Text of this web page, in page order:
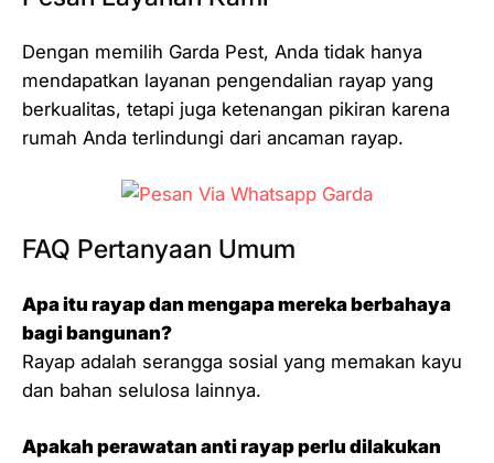
Dengan memilih Garda Pest, Anda tidak hanya
mendapatkan layanan pengendalian rayap yang
berkualitas, tetapi juga ketenangan pikiran karena
rumah Anda terlindungi dari ancaman rayap.
FAQ Pertanyaan Umum
Apa itu rayap dan mengapa mereka berbahaya
bagi bangunan?
Rayap adalah serangga sosial yang memakan kayu
dan bahan selulosa lainnya.
Apakah perawatan anti rayap perlu dilakukan